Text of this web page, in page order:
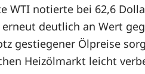
WTI notierte bei 62,6
deutlich an Wert
gestiegener Ölpreise
Heizölmarkt leicht